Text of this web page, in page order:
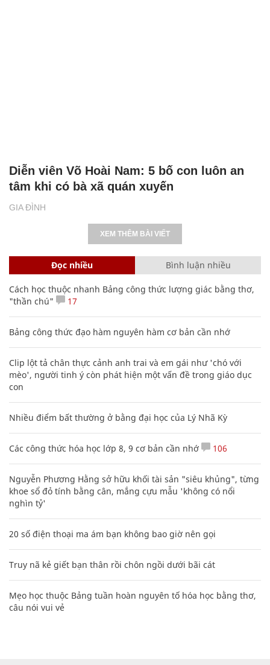
GIA ĐÌNH
Diễn viên Võ Hoài Nam: 5 bố con luôn an
tâm khi có bà xã quán xuyến
XEM THÊM BÀI VIẾT
Đọc nhiều Bình luận nhiều
Cách học thuộc nhanh Bảng công thức lượng giác bằng thơ,
"thần chú"
17
Bảng công thức đạo hàm nguyên hàm cơ bản cần nhớ
Clip lột tả chân thực cảnh anh trai và em gái như 'chó với
mèo', người tinh ý còn phát hiện một vấn đề trong giáo dục
con
Nhiều điểm bất thường ở bằng đại học của Lý Nhã Kỳ
Các công thức hóa học lớp 8, 9 cơ bản cần nhớ 106
Nguyễn Phương Hằng sở hữu khối tài sản "siêu khủng", từng
khoe sổ đỏ tính bằng cân, mắng cựu mẫu 'không có nổi
nghìn tỷ'
20 số điện thoại ma ám bạn không bao giờ nên gọi
Truy nã kẻ giết bạn thân rồi chôn ngồi dưới bãi cát
Mẹo học thuộc Bảng tuần hoàn nguyên tố hóa học bằng thơ,
câu nói vui vẻ